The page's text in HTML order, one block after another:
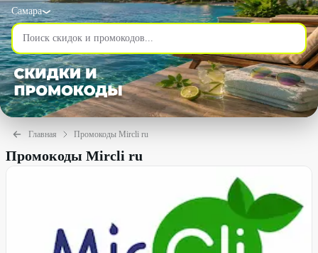
Самара
Главная Промокоды Mircli ru
Промокоды Mircli ru